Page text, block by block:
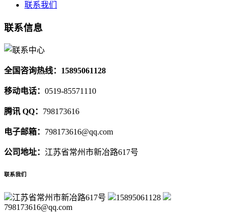
联系我们
联系信息
全国咨询热线：15895061128
移动电话： 0519-85571110
腾讯 QQ： 798173616
电子邮箱： 798173616@qq.com
公司地址： 江苏省常州市新冶路617号
联系我们
江苏省常州市新冶路617号
15895061128
798173616@qq.com